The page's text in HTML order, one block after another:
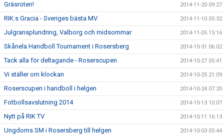
Gräsroten! 2014-11-20 09:27
RIK:s Gracia - Sveriges bästa MV 2014-11-10 05:32
Julgransplundring, Valborg och midsommar 2014-11-05 15:16
Skånela Handboll Tournament i Rosersberg 2014-10-31 06:02
Tack alla för deltagande - Roserscupen 2014-10-27 05:41
Vi ställer om klockan 2014-10-25 21:09
Roserscupen i handboll i helgen 2014-10-24 07:20
Fotbollsavslutning 2014 2014-10-13 10:07
Nytt på RIK TV 2014-10-11 16:13
Ungdoms SM i Rosersberg till helgen 2014-10-03 05:44